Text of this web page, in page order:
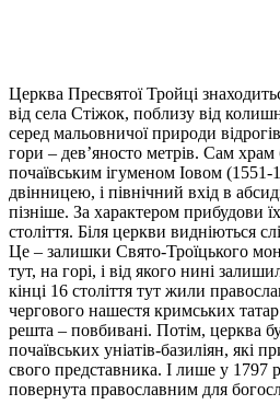
Церква Пресвятої Тройці
від села Стіжок, поблизу від
серед мальовничої природи
гори – дев’яносто метрів. Сам
почаївським ігуменом Іовом (1551-
двінницею, і північний вхід в
пізніше. За характером прибудови
століття. Біля церкви видніються
Це – залишки Свято-Троїцького
тут, на горі, і від якого нині
кінці 16 століття тут жили
чергового нашестя кримських
решта – повбивані. Потім, церква
почаївських уніатів-базиліян, які
свого представника. І лише у 1797
повернута православним для